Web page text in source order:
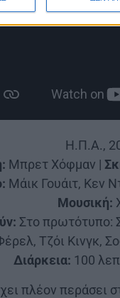
Η.Π.Α.,
Μπρετ Χόφμαν |
Μάικ Γουάιτ, Κεν
Μουσική:
Στο πρωτότυπο:
Τζόι Κινγκ,
Διάρκεια: 100
πλέον περάσει